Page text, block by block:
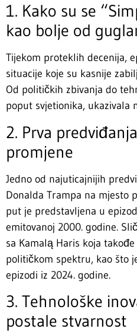
1. Kako su se
kao bolje od
Tijekom proteklih decenija,
situacije koje su kasnije
Od političkih zbivanja do
poput svjetionika, ukazivala
2. Prva
promjene
Jedno od najuticajnijih
Donalda Trampa na mjesto
put je predstavljena u
emitovanoj 2000. godine.
sa Kamalą Haris koja
političkom spektru, kao što
epizodi iz 2024. godine.
3. Tehnološke
postale stvarnost